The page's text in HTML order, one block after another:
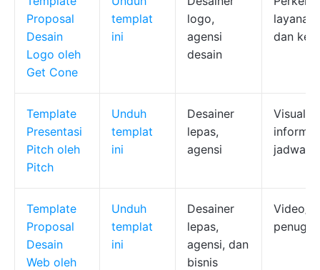
Proposal
Desain
Logo oleh
Get Cone
templat
ini
logo,
agensi
desain
dan
Template
Presentasi
Pitch oleh
Pitch
Unduh
templat
ini
Desainer
lepas,
agensi
Visual,
jadwal/
Template
Proposal
Desain
Web oleh
Unduh
templat
ini
Desainer
lepas,
agensi, dan
bisnis
Video/